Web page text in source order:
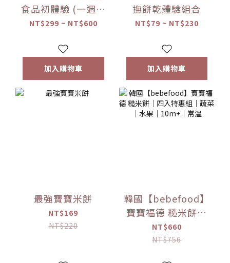
食品初體驗 (一週副
食品體驗組)
NT$299 ~ NT$600
加入購物車
撫餅乾體驗組合
NT$79 ~ NT$230
加入購物車
最強寶寶米餅
NT$169
NT$220
韓國【bebefood】
寶寶福德 糙米餅｜
四入特惠組｜蔬菜
｜水果｜10m+｜常
NT$660
NT$756